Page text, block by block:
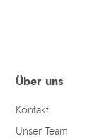
Über uns
Kontakt
Unser Team